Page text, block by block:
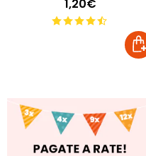
1,20€